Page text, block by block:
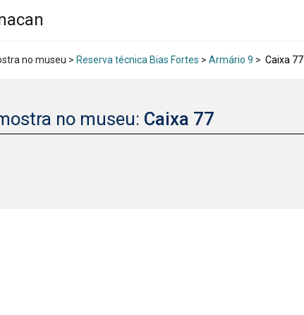
no museu > Reserva técnica Bias Fortes > Armário 9 > Caixa 77
no museu: Caixa 77